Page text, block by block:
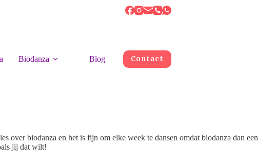
Biodanza Blog Contact
over biodanza en het is fijn om elke week te dansen omdat biodanza dan een
jij dat wilt!